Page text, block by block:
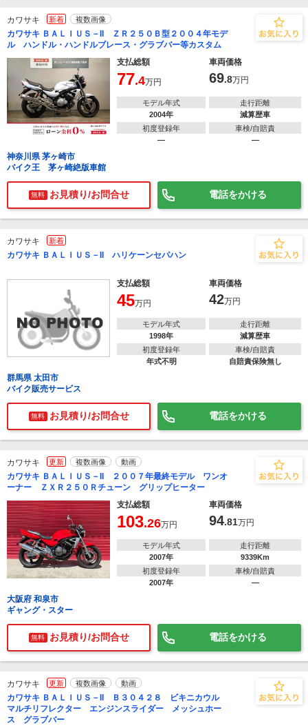
カワサキ 新着 複数画像
カワサキ ＢＡＬＩＵＳ－II ＺＲ２５０Ｂ型２００４年モデ
ル ハンドル・ハンドルブレース・グラブバー等カスタム
支払総額
車両価格
77.4万円 69.8万円
モデル年式
2004年
走行距離
減算歴車
初度登録年
―
車検/自賠責
―
神奈川県 茅ヶ崎市
バイク王 茅ヶ崎絶版車館
無料 お見積り/お問合せ 電話をかける
カワサキ 新着
カワサキ ＢＡＬＩＵＳ－II ハリケーンセパハン
支払総額 車両価格
45万円 42万円
モデル年式
1998年
走行距離
減算歴車
初度登録年
年式不明
車検/自賠責
自賠責保険無し
群馬県 太田市
バイク販売サービス
無料 お見積り/お問合せ 電話をかける
カワサキ 更新 複数画像 動画
カワサキ ＢＡＬＩＵＳ－II ２００７年最終モデル ワンオ
ーナー ＺＸＲ２５０Ｒチューン グリップヒーター
支払総額
車両価格
103.26万円 94.81万円
モデル年式
2007年
走行距離
9339Km
初度登録年
2007年
車検/自賠責
―
大阪府 和泉市
ギャング・スター
無料 お見積り/お問合せ 電話をかける
カワサキ 更新 複数画像 動画
カワサキ ＢＡＬＩＵＳ－II Ｂ３０４２８ ビキニカウル
マルチリフレクター エンジンスライダー メッシュホー
ス グラブバー